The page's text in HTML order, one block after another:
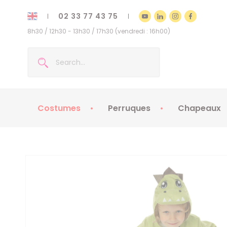
02 33 77 43 75
8h30 / 12h30 - 13h30 / 17h30 (vendredi : 16h00)
Costumes Perruques Chapeaux